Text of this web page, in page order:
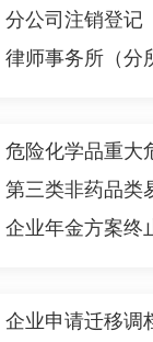
分公司注销登记
律师事务所（分
案
危险化学品重大
企业年金方案终
企业申请迁移调